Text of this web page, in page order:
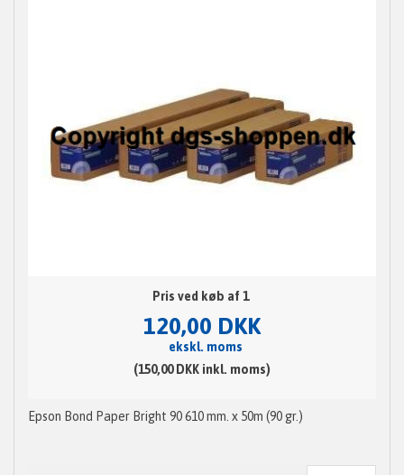
Pris ved køb af 1
120,00 DKK
ekskl. moms
(150,00 DKK inkl. moms)
Epson Bond Paper Bright 90 610 mm. x 50m (90 gr.)